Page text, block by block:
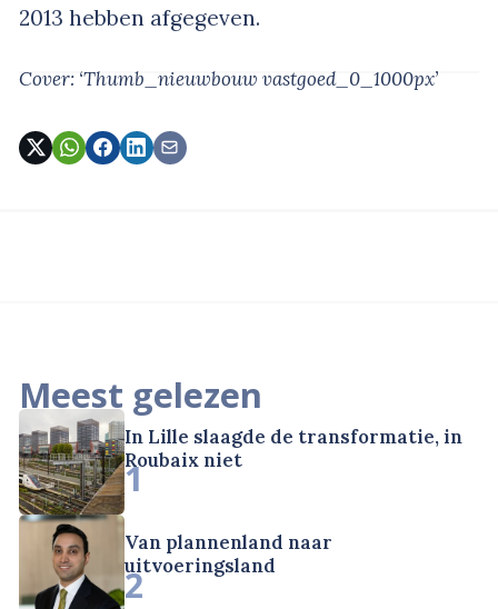
2013 hebben afgegeven.
Cover: ‘Thumb_nieuwbouw vastgoed_0_1000px’
Meest gelezen
In Lille slaagde de transformatie, in
Roubaix niet
1
Van plannenland naar
uitvoeringsland
2